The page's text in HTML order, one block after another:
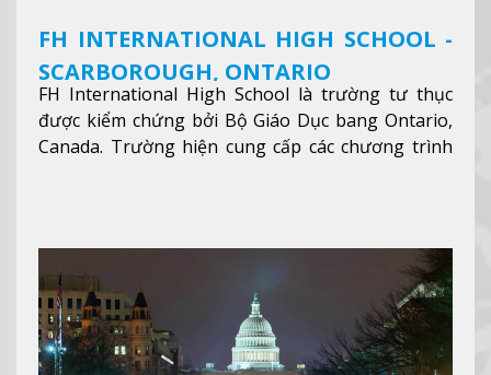
FH INTERNATIONAL HIGH SCHOOL -
SCARBOROUGH, ONTARIO
FH International High School là trường tư thục
được kiểm chứng bởi Bộ Giáo Dục bang Ontario,
Canada. Trường hiện cung cấp các chương trình
nhanh chóng môi trường học tại Canada.Xem
thêm